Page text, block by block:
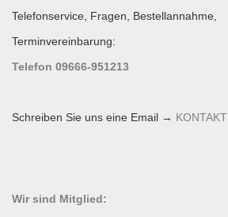
Telefonservice, Fragen, Bestellannahme,
Terminvereinbarung:
Telefon 09666-951213
Schreiben Sie uns eine Email → KONTAKT
Wir sind Mitglied: